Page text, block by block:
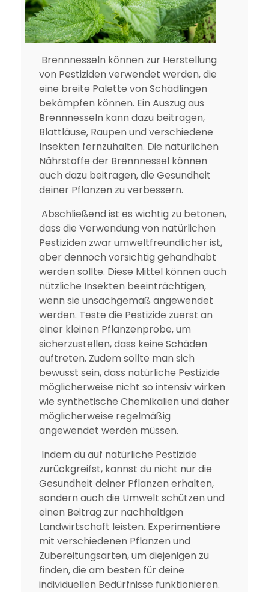
Brennnesseln können zur Herstellung
von Pestiziden verwendet werden, die
eine breite Palette von Schädlingen
bekämpfen können. Ein Auszug aus
Brennnesseln kann dazu beitragen,
Blattläuse, Raupen und verschiedene
Insekten fernzuhalten. Die natürlichen
Nährstoffe der Brennnessel können
auch dazu beitragen, die Gesundheit
deiner Pflanzen zu verbessern.
Abschließend ist es wichtig zu betonen,
dass die Verwendung von natürlichen
Pestiziden zwar umweltfreundlicher ist,
aber dennoch vorsichtig gehandhabt
werden sollte. Diese Mittel können auch
nützliche Insekten beeinträchtigen,
wenn sie unsachgemäß angewendet
werden. Teste die Pestizide zuerst an
einer kleinen Pflanzenprobe, um
sicherzustellen, dass keine Schäden
auftreten. Zudem sollte man sich
bewusst sein, dass natürliche Pestizide
möglicherweise nicht so intensiv wirken
wie synthetische Chemikalien und daher
möglicherweise regelmäßig
angewendet werden müssen.
Indem du auf natürliche Pestizide
zurückgreifst, kannst du nicht nur die
Gesundheit deiner Pflanzen erhalten,
sondern auch die Umwelt schützen und
einen Beitrag zur nachhaltigen
Landwirtschaft leisten. Experimentiere
mit verschiedenen Pflanzen und
Zubereitungsarten, um diejenigen zu
finden, die am besten für deine
individuellen Bedürfnisse funktionieren.